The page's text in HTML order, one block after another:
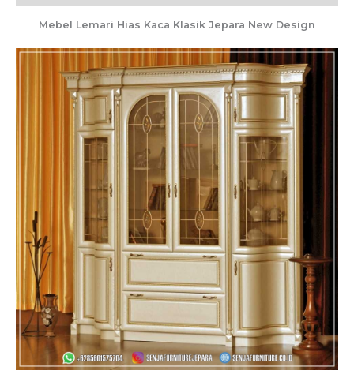
Mebel Lemari Hias Kaca Klasik Jepara New Design